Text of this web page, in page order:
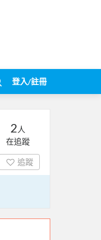
登入/註冊
2 人
在追蹤
追蹤